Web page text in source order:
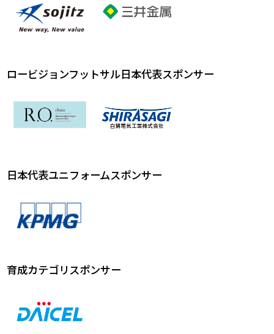
ロービジョンフットサル日本代表スポンサー
日本代表ユニフォームスポンサー
育成カテゴリスポンサー